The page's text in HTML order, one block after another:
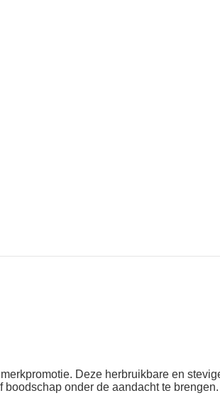
Deze herbruikbare en
onder de aandacht te brengen.